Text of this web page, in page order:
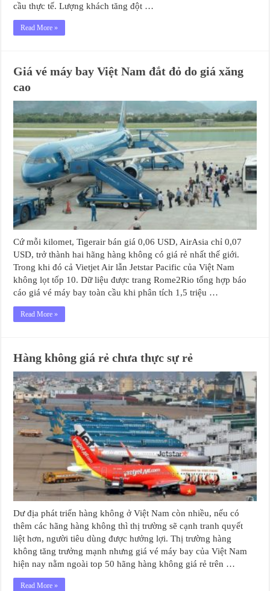
cầu thực tế. Lượng khách tăng đột …
Read More »
Giá vé máy bay Việt Nam đắt đỏ do giá xăng
cao
Cứ mỗi kilomet, Tigerair bán giá 0,06 USD, AirAsia chỉ 0,07
USD, trở thành hai hãng hàng không có giá rẻ nhất thế giới.
Trong khi đó cả Vietjet Air lẫn Jetstar Pacific của Việt Nam
không lọt tốp 10. Dữ liệu được trang Rome2Rio tổng hợp báo
cáo giá vé máy bay toàn cầu khi phân tích 1,5 triệu …
Read More »
Hàng không giá rẻ chưa thực sự rẻ
Dư địa phát triển hàng không ở Việt Nam còn nhiều, nếu có
thêm các hãng hàng không thì thị trường sẽ cạnh tranh quyết
liệt hơn, người tiêu dùng được hưởng lợi. Thị trường hàng
không tăng trưởng mạnh nhưng giá vé máy bay của Việt Nam
hiện nay nằm ngoài top 50 hãng hàng không giá rẻ trên …
Read More »